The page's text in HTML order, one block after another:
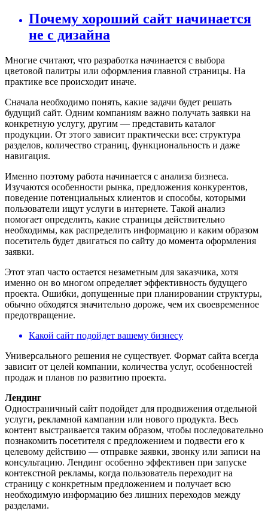
Почему хороший сайт начинается
не с дизайна
Многие считают, что разработка начинается с выбора
цветовой палитры или оформления главной страницы. На
практике все происходит иначе.
Сначала необходимо понять, какие задачи будет решать
будущий сайт. Одним компаниям важно получать заявки на
конкретную услугу, другим — представить каталог
продукции. От этого зависит практически все: структура
разделов, количество страниц, функциональность и даже
навигация.
Именно поэтому работа начинается с анализа бизнеса.
Изучаются особенности рынка, предложения конкурентов,
поведение потенциальных клиентов и способы, которыми
пользователи ищут услуги в интернете. Такой анализ
помогает определить, какие страницы действительно
необходимы, как распределить информацию и каким образом
посетитель будет двигаться по сайту до момента оформления
заявки.
Этот этап часто остается незаметным для заказчика, хотя
именно он во многом определяет эффективность будущего
проекта. Ошибки, допущенные при планировании структуры,
обычно обходятся значительно дороже, чем их своевременное
предотвращение.
Какой сайт подойдет вашему бизнесу
Универсального решения не существует. Формат сайта всегда
зависит от целей компании, количества услуг, особенностей
продаж и планов по развитию проекта.
Лендинг
Одностраничный сайт подойдет для продвижения отдельной
услуги, рекламной кампании или нового продукта. Весь
контент выстраивается таким образом, чтобы последовательно
познакомить посетителя с предложением и подвести его к
целевому действию — отправке заявки, звонку или записи на
консультацию. Лендинг особенно эффективен при запуске
контекстной рекламы, когда пользователь переходит на
страницу с конкретным предложением и получает всю
необходимую информацию без лишних переходов между
разделами.